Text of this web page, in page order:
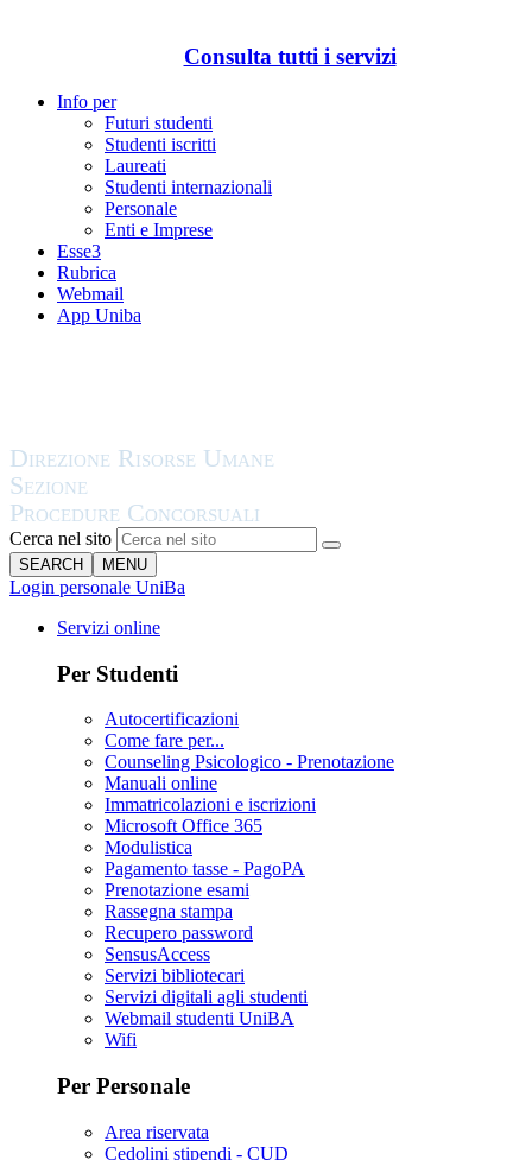
Consulta tutti i servizi
Info per
Futuri studenti
Studenti iscritti
Laureati
Studenti internazionali
Personale
Enti e Imprese
Esse3
Rubrica
Webmail
App Uniba
Cerca nel sito
SEARCH MENU
Login personale UniBa
Servizi online
Per Studenti
Autocertificazioni
Come fare per...
Counseling Psicologico - Prenotazione
Manuali online
Immatricolazioni e iscrizioni
Microsoft Office 365
Modulistica
Pagamento tasse - PagoPA
Prenotazione esami
Rassegna stampa
Recupero password
SensusAccess
Servizi bibliotecari
Servizi digitali agli studenti
Webmail studenti UniBA
Wifi
Per Personale
Area riservata
Cedolini stipendi - CUD